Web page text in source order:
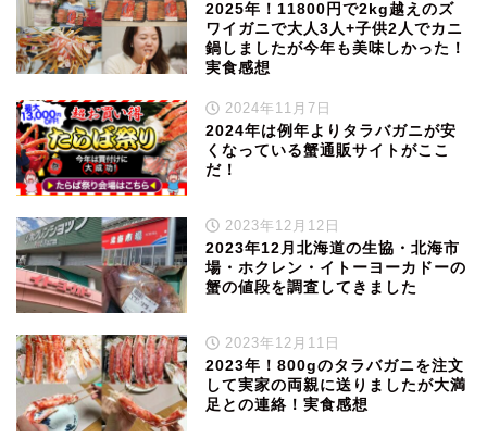
2025年！11800円で2kg越えのズ
ワイガニで大人3人+子供2人でカニ
鍋しましたが今年も美味しかった！
実食感想
2024年11月7日
2024年は例年よりタラバガニが安
くなっている蟹通販サイトがここ
だ！
2023年12月12日
2023年12月北海道の生協・北海市
場・ホクレン・イトーヨーカドーの
蟹の値段を調査してきました
2023年12月11日
2023年！800gのタラバガニを注文
して実家の両親に送りましたが大満
足との連絡！実食感想